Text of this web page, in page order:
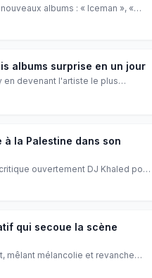
albums : « Iceman », «
à BTS et piques envers DJ
avec Kendrick Lamar.
albums surprise en un jour
devenant l'artiste le plus
son nouvel album et deux
son statut de phénomène
la Palestine dans son
ouvertement DJ Khaled pour
rare et audacieuse qui fait
qui secoue la scène
mêlant mélancolie et revanche
piste « Janice STFU », il clame sa